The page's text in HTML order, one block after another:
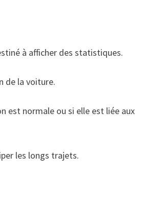
à afficher des statistiques.
de la voiture.
est normale ou si elle est liée aux
les longs trajets.